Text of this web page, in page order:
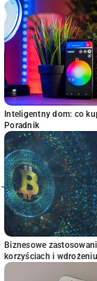
Inteligentny dom: co
Poradnik
Biznesowe
korzyściach i wdrożeniu